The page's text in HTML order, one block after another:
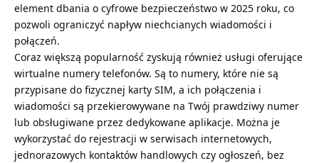
element dbania o cyfrowe bezpieczeństwo w 2025 roku, co
pozwoli ograniczyć napływ niechcianych wiadomości i
połączeń.
Coraz większą popularność zyskują również usługi oferujące
wirtualne numery telefonów. Są to numery, które nie są
przypisane do fizycznej karty SIM, a ich połączenia i
wiadomości są przekierowywane na Twój prawdziwy numer
lub obsługiwane przez dedykowane aplikacje. Można je
wykorzystać do rejestracji w serwisach internetowych,
jednorazowych kontaktów handlowych czy ogłoszeń, bez